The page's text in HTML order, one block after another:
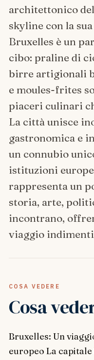
architettonico
skyline con la
Bruxelles è un
cibo: praline di
birre artigionali
e moules-frites
piaceri culinari
La città unisce
gastronomica e
un connubio
istituzioni
rappresenta un
storia, arte,
incontrano,
viaggio
COSA VEDERE
Cosa
Bruxelles: Un
europeo La